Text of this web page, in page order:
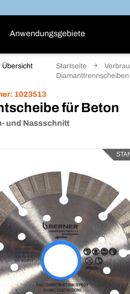
Anwendungsgebiete
Übersicht Startseite
1023513
für Beton
und Nassschnitt